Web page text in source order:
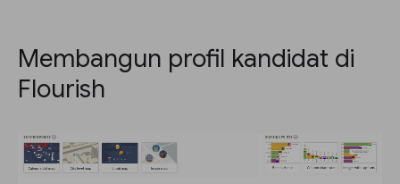
Membangun profil kandidat di
Flourish